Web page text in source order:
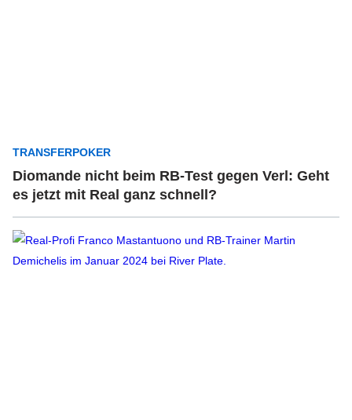
TRANSFERPOKER
Diomande nicht beim RB-Test gegen Verl: Geht
es jetzt mit Real ganz schnell?